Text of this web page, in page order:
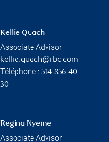
Kellie Quach
Associate Advisor
kellie.quach@rbc.com
Téléphone : 514-856-40
30
Regina Nyeme
Associate Advisor